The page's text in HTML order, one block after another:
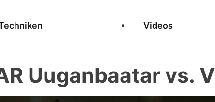
Videos
Uuganbaatar vs.